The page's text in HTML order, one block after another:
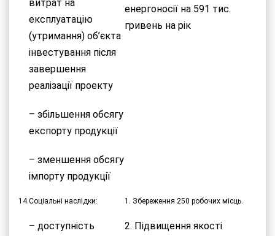
витрат на
експлуатацію
(утримання) об’єкта
інвестування після
завершення
реалізації проекту
– збільшення обсягу
експорту продукції
– зменшення обсягу
імпорту продукції
енергоносії на 591 тис.
гривень на рік
14.Соціальні наслідки:
– доступність
1. Збереження 250 робочих місць.
2. Підвищення якості